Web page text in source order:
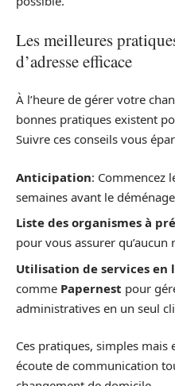
Les meilleures
d’adresse efficace
À l’heure de gérer votre
bonnes pratiques existent
Suivre ces conseils vous
Anticipation: Commencez
semaines avant le
Liste des organismes à
pour vous assurer qu’aucun
Utilisation de services en
comme Papernest pour
administratives en un seul
Ces pratiques, simples
écoute de communication